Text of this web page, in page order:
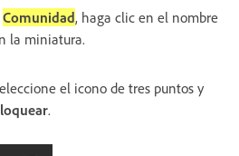
Comunidad, haga clic en el nombre
la miniatura.
el icono de tres puntos y
.